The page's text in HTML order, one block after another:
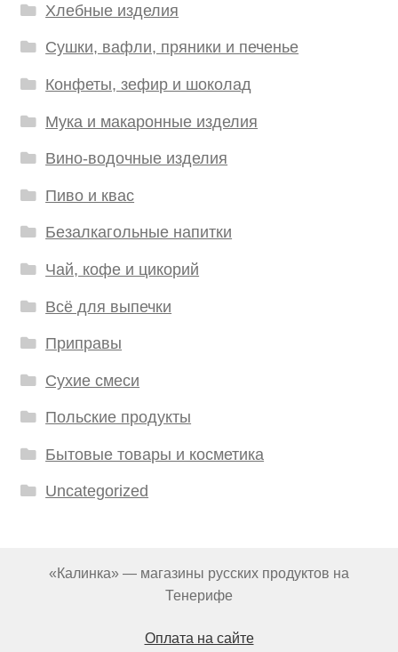
Хлебные изделия
Сушки, вафли, пряники и печенье
Конфеты, зефир и шоколад
Мука и макаронные изделия
Вино-водочные изделия
Пиво и квас
Безалкагольные напитки
Чай, кофе и цикорий
Всё для выпечки
Приправы
Сухие смеси
Польские продукты
Бытовые товары и косметика
Uncategorized
«Калинка» — магазины русских продуктов на
Тенерифе
Оплата на сайте